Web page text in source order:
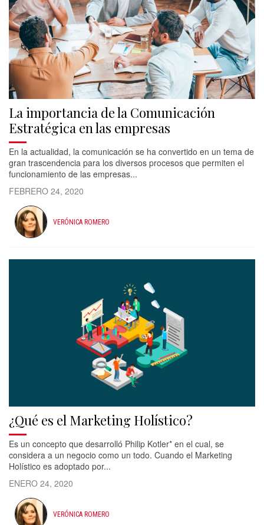
La importancia de la Comunicación
Estratégica en las empresas
En la actualidad, la comunicación se ha convertido en un tema de
gran trascendencia para los diversos procesos que permiten el
funcionamiento de las empresas...
FEBRERO 24, 2020
VERÓNICA ROMERO
¿Qué es el Marketing Holístico?
Es un concepto que desarrolló Philip Kotler* en el cual, se
considera a un negocio como un todo. Cuando el Marketing
Holístico es adoptado por...
ENERO 24, 2020
VERÓNICA ROMERO